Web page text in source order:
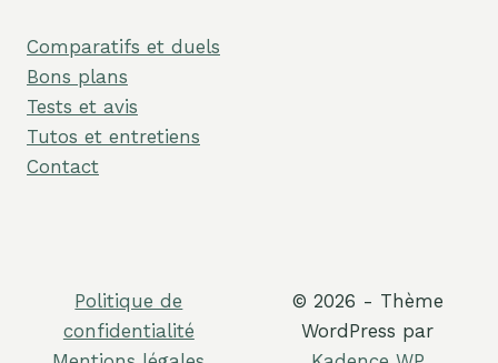
Comparatifs et duels
Bons plans
Tests et avis
Tutos et entretiens
Contact
Politique de
confidentialité
© 2026 - Thème
WordPress par